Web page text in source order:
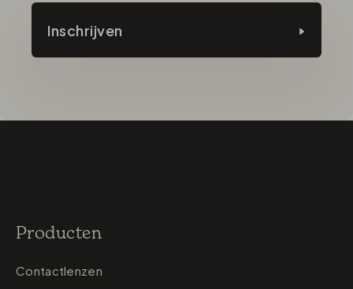
Inschrijven
Producten
Contactlenzen